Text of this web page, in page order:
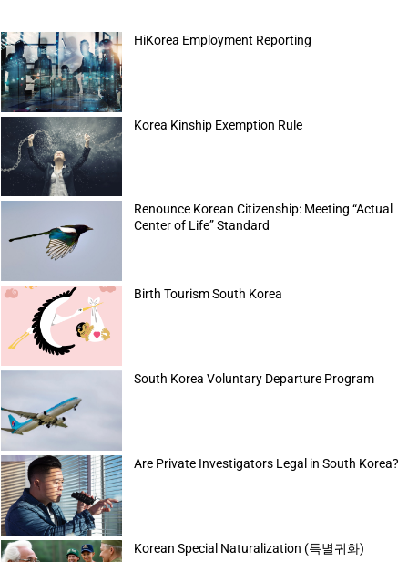
HiKorea Employment Reporting
Korea Kinship Exemption Rule
Renounce Korean Citizenship: Meeting “Actual
Center of Life” Standard
Birth Tourism South Korea
South Korea Voluntary Departure Program
Are Private Investigators Legal in South Korea?
Korean Special Naturalization (특별귀화)